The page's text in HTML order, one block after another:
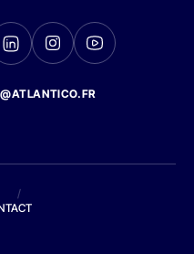
/